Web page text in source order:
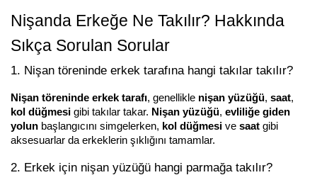
Nişanda Erkeğe Ne Takılır? Hakkında
Sıkça Sorulan Sorular
1. Nişan töreninde erkek tarafına hangi takılar takılır?
Nişan töreninde erkek tarafı, genellikle nişan yüzüğü, saat
kol düğmesi gibi takılar takar. Nişan yüzüğü, evliliğe giden
yolun başlangıcını simgelerken, kol düğmesi ve saat gibi
aksesuarlar da erkeklerin şıklığını tamamlar.
2. Erkek için nişan yüzüğü hangi parmağa takılır?